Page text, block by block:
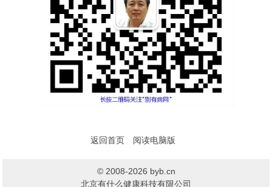
返回首页 阅读电脑版
© 2008-2026 byb.cn
北京有什么健康科技有限公司